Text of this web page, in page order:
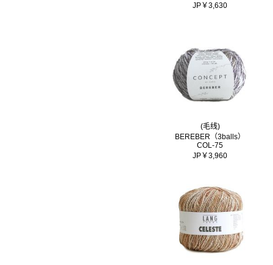
JP￥3,630
(毛线)
BEREBER（3balls）
COL-75
JP￥3,960